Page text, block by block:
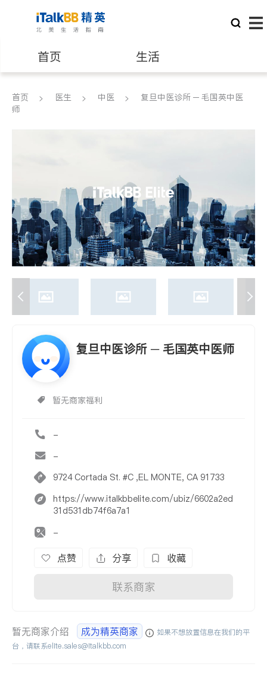
首页 生活
医生 律师
养老 非盈利组织
首页 医生 中医
复旦中医诊所 ─ 毛国英中医
师
复旦中医诊所 ─ 毛国英中医师
暂无商家福利
-
-
9724 Cortada St. #C ,EL MONTE, CA 91733
https://www.italkbbelite.com/ubiz/6602a2ed
31d531db74f6a7a1
-
点赞 分享 收藏
联系商家
暂无商家介绍 成为精英商家
如果不想放置信息在我们的平
台，请联系elite.sales@italkbb.com